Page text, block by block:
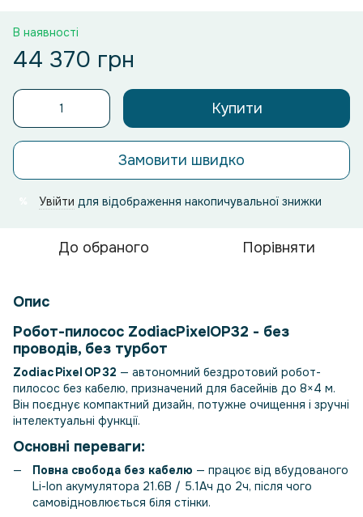
В наявності
44 370 грн
Купити
Замовити швидко
Увійти для відображення накопичувальної знижки
До обраного Порівняти
Опис
Робот-пилосос ZodiacPixelOP32 - без
проводів, без турбот
Zodiac Pixel OP 32 — автономний бездротовий робот-
пилосос без кабелю, призначений для басейнів до 8×4 м.
Він поєднує компактний дизайн, потужне очищення і зручні
інтелектуальні функції.
Основні переваги:
Повна свобода без кабелю — працює від вбудованого
Li-Ion акумулятора 21.6В / 5.1Ач до 2ч, після чого
самовідновлюється біля стінки.